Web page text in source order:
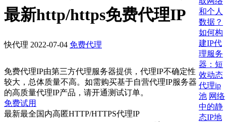
最新http/https免费代理IP
快代理 2022-07-04 免费代理
免费代理IP由第三方代理服务器提供，代理IP不确定性
较大，总体质量不高。如需购买基于自营代理IP服务器
的高质量代理IP产品，请开通测试订单。
免费试用
最新最全国内高匿HTTP/HTTPS代理IP
和个人
数据？
如何构
建IP代
理服务
器：短
效动态
代理ip
池 网络
中的静
态IP地